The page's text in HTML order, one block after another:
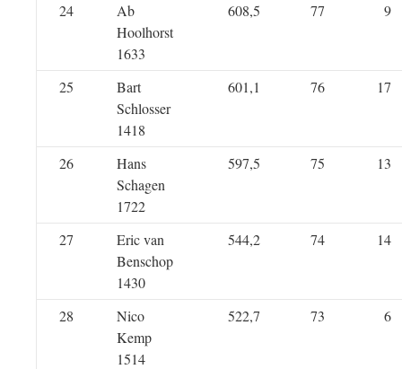
24
Ab
Hoolhorst
1633
608,5 77 9
25
Bart
Schlosser
1418
601,1 76 17
26
Hans
Schagen
1722
597,5 75 13
27
Eric van
Benschop
1430
544,2 74 14
28
Nico
Kemp
1514
522,7 73 6